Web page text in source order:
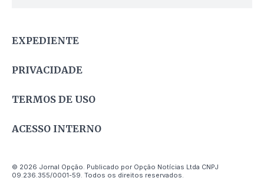
EXPEDIENTE
PRIVACIDADE
TERMOS DE USO
ACESSO INTERNO
© 2026 Jornal Opção. Publicado por Opção Notícias Ltda CNPJ
09.236.355/0001-59. Todos os direitos reservados.